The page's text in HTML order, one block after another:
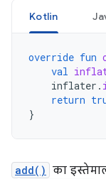
Kotlin
override fun
val
inflater .
return
}
add() का